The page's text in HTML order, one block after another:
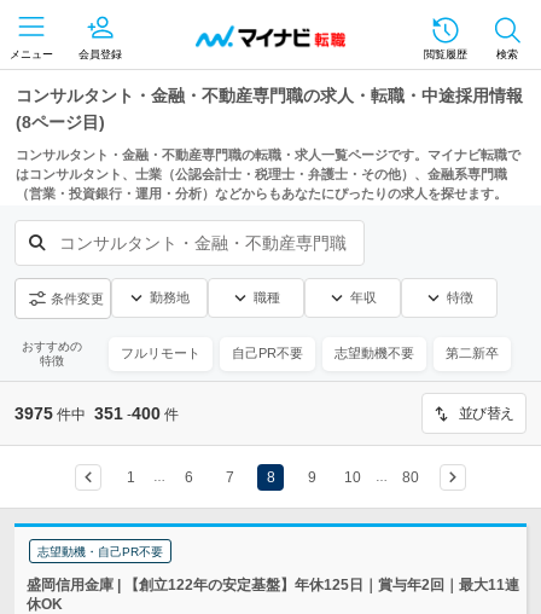
メニュー 会員登録 閲覧履歴 検索
コンサルタント・金融・不動産専門職の求人・転職・中途採用情報
(8ページ目)
コンサルタント・金融・不動産専門職の転職・求人一覧ページです。マイナビ転職で
はコンサルタント、士業（公認会計士・税理士・弁護士・その他）、金融系専門職
（営業・投資銀行・運用・分析）などからもあなたにぴったりの求人を探せます。
コンサルタント・金融・不動産専門職
条件変更 勤務地 職種 年収 特徴
おすすめの
特徴
フルリモート 自己PR不要 志望動機不要 第二新卒
3975 件中 351 -400 件 並び替え
1 6 7 8 9 10 80
志望動機・自己PR不要
盛岡信用金庫 | 【創立122年の安定基盤】年休125日｜賞与年2回｜最大11連
休OK